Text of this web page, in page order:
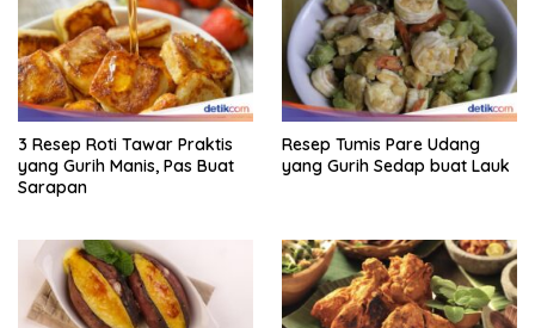
3 Resep Roti Tawar Praktis
yang Gurih Manis, Pas Buat
Sarapan
Resep Tumis Pare Udang
yang Gurih Sedap buat Lauk